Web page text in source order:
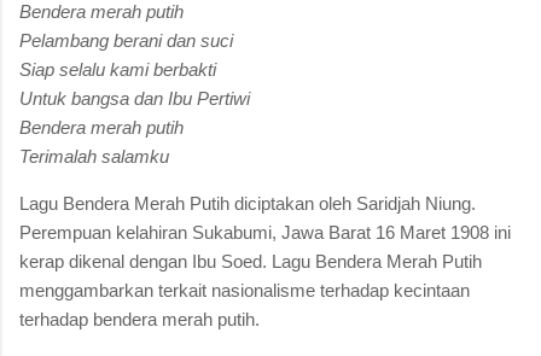
Bendera merah putih
Pelambang berani dan suci
Siap selalu kami berbakti
Untuk bangsa dan Ibu Pertiwi
Bendera merah putih
Terimalah salamku
Lagu Bendera Merah Putih diciptakan oleh Saridjah Niung.
Perempuan kelahiran Sukabumi, Jawa Barat 16 Maret 1908 ini
kerap dikenal dengan Ibu Soed. Lagu Bendera Merah Putih
menggambarkan terkait nasionalisme terhadap kecintaan
terhadap bendera merah putih.